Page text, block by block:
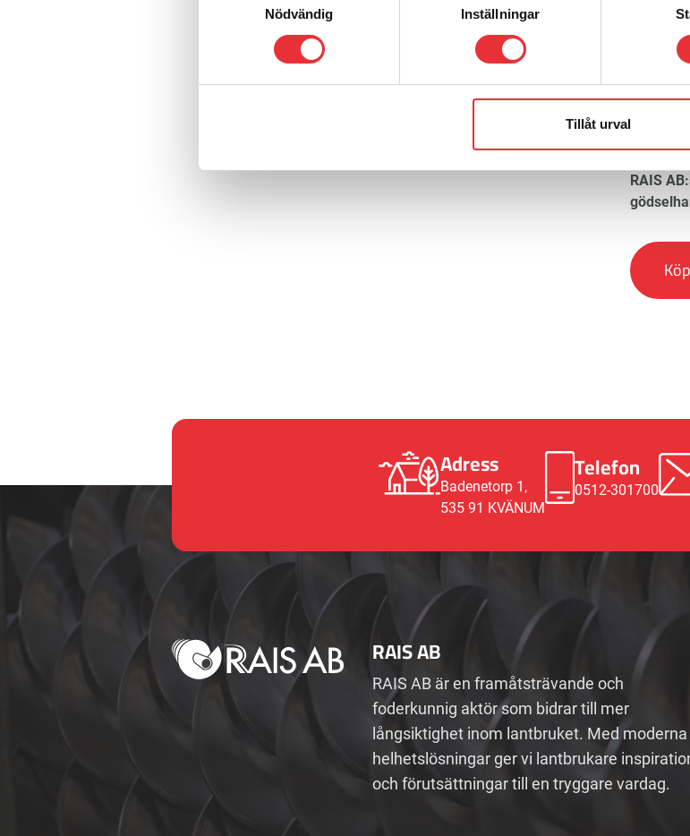
Nödvändig
Inställningar
Tillåt urval
Vi
RAIS
Adress
Badenetorp 1,
535 91 KVÄNUM
Telefon
0512-301700
RAIS AB
RAIS AB är en framåtsträvande och
foderkunnig aktör som bidrar till mer
långsiktighet inom lantbruket. Med moderna
helhetslösningar ger vi lantbrukare
och förutsättningar till en tryggare vardag.